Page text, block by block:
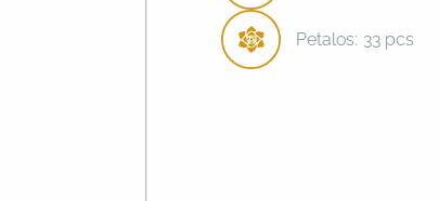
Petalos: 33 pcs